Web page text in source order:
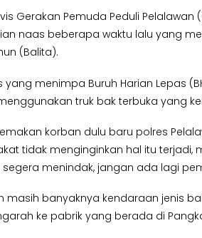
Gerakan Pemuda Peduli
naas beberapa waktu lalu yang
(Balita).
menimpa Buruh Harian Lepas
truk bak terbuka yang
korban dulu baru polres
tidak menginginkan hal itu terjadi,
menindak, jangan ada lagi
masih banyaknya kendaraan jenis
ke pabrik yang berada di